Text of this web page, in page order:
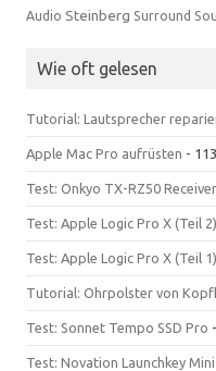
Audio Steinberg Surround
Wie oft gelesen
Tutorial: Lautsprecher
Apple Mac Pro aufrüsten -
Test: Onkyo TX-RZ50 Receiver
Test: Apple Logic Pro X (Teil
Test: Apple Logic Pro X (Teil 1)
Tutorial: Ohrpolster von
Test: Sonnet Tempo SSD Pro
Test: Novation Launchkey Mini